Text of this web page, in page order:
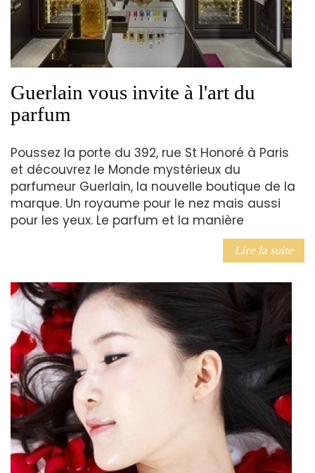
Guerlain vous invite à l'art du
parfum
Poussez la porte du 392, rue St Honoré à Paris
et découvrez le Monde mystérieux du
parfumeur Guerlain, la nouvelle boutique de la
marque. Un royaume pour le nez mais aussi
pour les yeux. Le parfum et la manière
Lire la suite